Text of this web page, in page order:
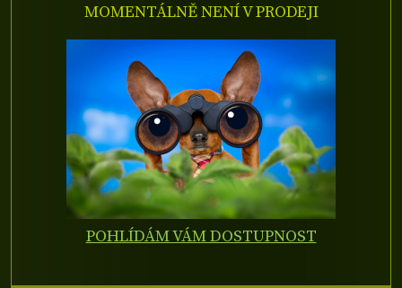
MOMENTÁLNĚ NENÍ V PRODEJI
POHLÍDÁM VÁM DOSTUPNOST